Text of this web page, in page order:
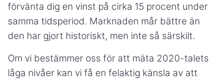
förvänta dig en vinst på cirka 15 procent under
samma tidsperiod. Marknaden mår bättre än
den har gjort historiskt, men inte så särskilt.
Om vi bestämmer oss för att mäta 2020-talets
låga nivåer kan vi få en felaktig känsla av att